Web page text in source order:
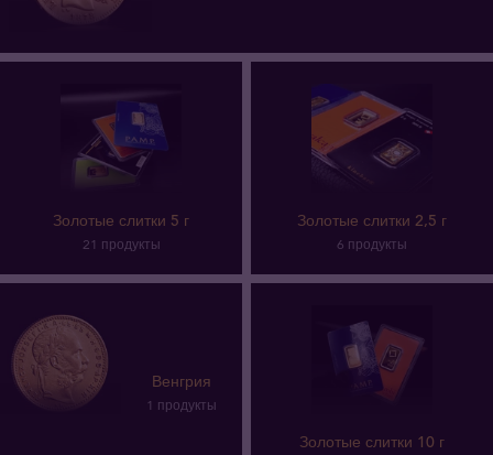
Золотые слитки 5 г
21 продукты
Золотые слитки 2,5 г
6 продукты
Венгрия
1 продукты
Золотые слитки 10 г